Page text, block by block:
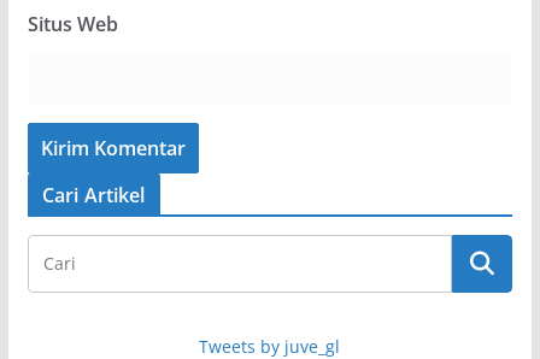
Situs Web
Cari Artikel
Tweets by juve_gl